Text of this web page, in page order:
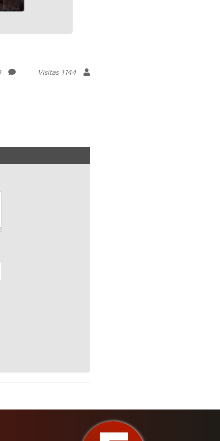
Visitas 1144